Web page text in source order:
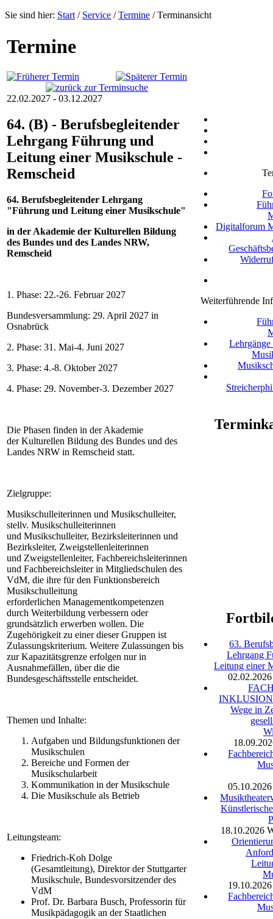
Sie sind hier: Start / Service /Termine /Terminansicht
Termine
22.02.2027 - 03.12.2027
64. (B) - Berufsbegleitender
Lehrgang Führung und
Leitung einer Musikschule -
Remscheid
64. Berufsbegleitender Lehrgang
"Führung und Leitung einer Musikschule"
in der Akademie der Kulturellen Bildung
des Bundes und des Landes NRW,
Remscheid
1. Phase: 22.-26. Februar 2027
Bundesversammlung: 29. April 2027 in
Osnabrück
2. Phase: 31. Mai-4. Juni 2027
3. Phase: 4.-8. Oktober 2027
4. Phase: 29. November-3. Dezember 2027
Die Phasen finden in der Akademie
der Kulturellen Bildung des Bundes und des
Landes NRW in Remscheid statt.
Zielgruppe:
Musikschulleiterinnen und Musikschulleiter,
stellv. Musikschulleiterinnen
und Musikschulleiter, Bezirksleiterinnen und
Bezirksleiter, Zweigstellenleiterinnen
und Zweigstellenleiter, Fachbereichsleiterinnen
und Fachbereichsleiter in Mitgliedschulen des
VdM, die ihre für den Funktionsbereich
Musikschulleitung
erforderlichen Managementkompetenzen
durch Weiterbildung verbessern oder
grundsätzlich erwerben wollen. Die
Zugehörigkeit zu einer dieser Gruppen ist
Zulassungskriterium. Weitere Zulassungen bis
zur Kapazitätsgrenze erfolgen nur in
Ausnahmefällen, über die die
Bundesgeschäftsstelle entscheidet.
Themen und Inhalte:
Aufgaben und Bildungsfunktionen der
Musikschulen
Bereiche und Formen der
Musikschularbeit
Kommunikation in der Musikschule
Die Musikschule als Betrieb
Leitungsteam:
Friedrich-Koh Dolge
(Gesamtleitung), Direktor der Stuttgarter
Musikschule, Bundesvorsitzender des
VdM
Prof. Dr. Barbara Busch, Professorin für
Musikpädagogik an der Staatlichen
Digitalforum
Weiterführende
Lehrgänge
63.
Lehrgang
Leitung einer
02.02.2026
Wege in
05.10.2026
18.10.2026
19.10.2026